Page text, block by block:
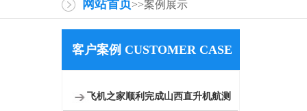
网站首页>>案例展示
客户案例 CUSTOMER CASE
飞机之家顺利完成山西直升机航测